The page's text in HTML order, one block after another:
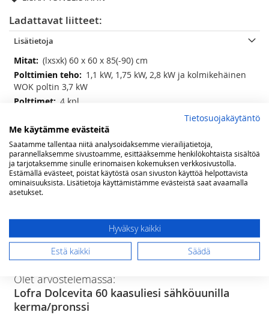
Ladattavat liitteet:
Lisätietoja
Lisätietoja(lxsxk) 60 x 60 x 85(-90) cm
1,1 kW, 1,75 kW, 2,8 kW ja kolmikehäinen
WOK poltin 3,7 kW
4 kpl
9 toimintoa; ala- ja ylävastus, alavastus,
ylävastus, grillivastus low, grillivastus high, grillivastus
kiertoilmalla, ylä- ja alavastus kiertoilmalla, kiertoilma,
sulatus, valo
72 litraa
50-270 ⁰C
Arvostelut
Olet arvostelemassa:
Lofra Dolcevita 60 kaasuliesi sähköuunilla
kerma/pronssi
Tietosuojakäytäntö
Me käytämme evästeitä
Saatamme tallentaa niitä analysoidaksemme vierailijatietoja,
parannellaksemme sivustoamme, esittääksemme henkilökohtaista sisältöä
ja tarjotaksemme sinulle erinomaisen kokemuksen verkkosivustolla.
Estämällä evästeet, poistat käytöstä osan sivuston käyttöä helpottavista
ominaisuuksista. Lisätietoja käyttämistämme evästeistä saat avaamalla
asetukset.
Hyväksy kaikki
Estä kaikki Säädä